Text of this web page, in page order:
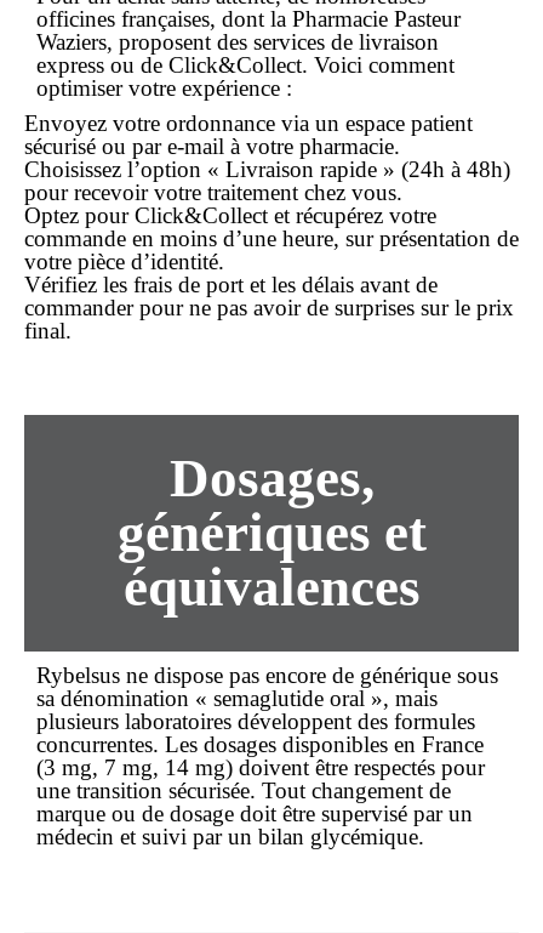
officines françaises, dont la Pharmacie Pasteur
Waziers, proposent des services de livraison
express ou de Click&Collect. Voici comment
optimiser votre expérience :
Envoyez votre ordonnance via un espace patient
sécurisé ou par e-mail à votre pharmacie.
Choisissez l’option « Livraison rapide » (24h à 48h)
pour recevoir votre traitement chez vous.
Optez pour Click&Collect et récupérez votre
commande en moins d’une heure, sur présentation de
votre pièce d’identité.
Vérifiez les frais de port et les délais avant de
commanderpour ne pas avoir de surprises sur le prix
final.
Dosages,
génériques et
équivalences
Rybelsus ne dispose pas encore de générique sous
sa dénomination « semaglutide oral », mais
plusieurs laboratoires développent des formules
concurrentes. Les dosages disponibles en France
(3 mg, 7 mg, 14 mg) doivent être respectés pour
une transition sécurisée. Tout changement de
marque ou de dosage doit être supervisé par un
médecin et suivi par un bilan glycémique.